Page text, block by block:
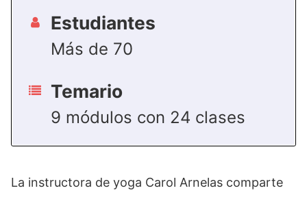
Estudiantes
Más de 70
Temario
9 módulos con 24 clases
La instructora de yoga Carol Arnelas comparte